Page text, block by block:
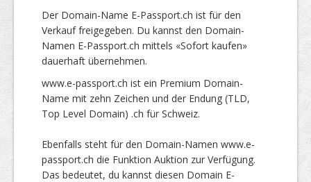
Der Domain-Name E-Passport.ch ist für den
Verkauf freigegeben. Du kannst den Domain-
Namen E-Passport.ch mittels «Sofort kaufen»
dauerhaft übernehmen.
www.e-passport.ch ist ein Premium Domain-
Name mit zehn Zeichen und der Endung (TLD,
Top Level Domain) .ch für Schweiz.
Ebenfalls steht für den Domain-Namen www.e-
passport.ch die Funktion Auktion zur Verfügung.
Das bedeutet, du kannst diesen Domain E-